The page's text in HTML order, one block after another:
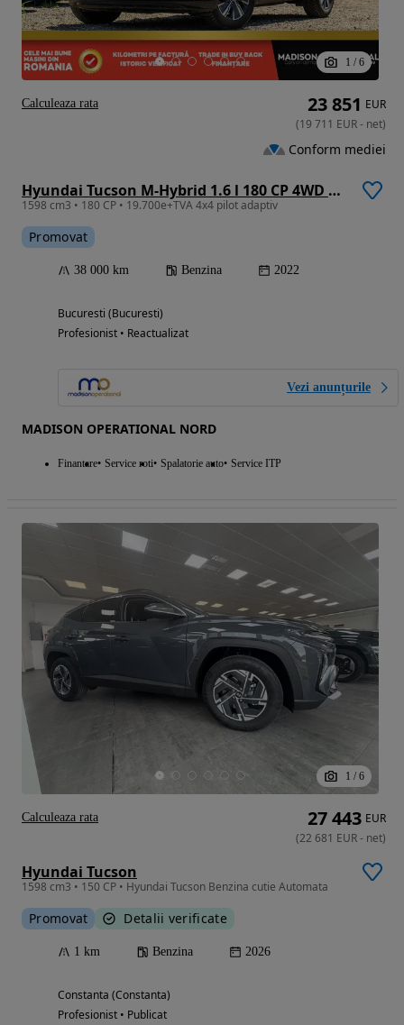
1 / 6
Hyundai Tucson M-Hybrid 1.6 l 180 CP 4WD 7DCT Style
1598 cm3 • 180 CP • 19.700e+TVA 4x4 pilot adaptiv
Promovat
38 000 km Benzina 2022
Bucuresti (Bucuresti)
Profesionist • Reactualizat
Vezi anunțurile
MADISON OPERATIONAL NORD
Finantare Service roti Spalatorie auto Service ITP
23 851 EUR
(19 711 EUR- net)
Conform mediei
Calculeaza rata
1 / 6
Hyundai Tucson
1598 cm3 • 150 CP • Hyundai Tucson Benzina cutie Automata
Promovat Detalii verificate
1 km Benzina 2026
Constanta (Constanta)
Profesionist • Publicat
27 443 EUR
(22 681 EUR- net)
Calculeaza rata